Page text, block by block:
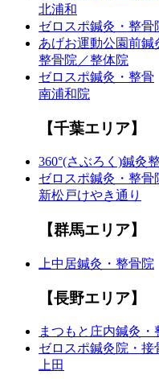
北浦和
ゼロスポ鍼灸・整骨
あげお運動公園前鍼
整骨院／整体院
ゼロスポ鍼灸・整骨
南浦和院
【千葉エリア】
360°(さぶろく)鍼灸
ゼロスポ鍼灸・整骨
新松戸けやき通り
【群馬エリア】
上中居鍼灸・整骨院
【長野エリア】
まつもと庄内鍼灸・
ゼロスポ鍼灸院・接
上田